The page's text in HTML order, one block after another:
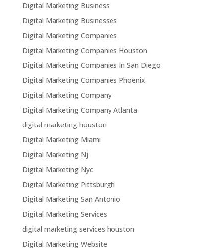
Digital Marketing Business
Digital Marketing Businesses
Digital Marketing Companies
Digital Marketing Companies Houston
Digital Marketing Companies In San Diego
Digital Marketing Companies Phoenix
Digital Marketing Company
Digital Marketing Company Atlanta
digital marketing houston
Digital Marketing Miami
Digital Marketing Nj
Digital Marketing Nyc
Digital Marketing Pittsburgh
Digital Marketing San Antonio
Digital Marketing Services
digital marketing services houston
Digital Marketing Website